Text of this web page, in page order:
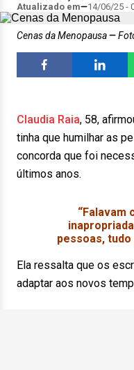
Atualizado em
14/06/25 -
Cenas da Menopausa
Claudia Raia, 58,
tinha que humilhar as
concorda que foi
últimos anos.
“Falavam
pessoas,
Ela ressalta que os
adaptar aos novos